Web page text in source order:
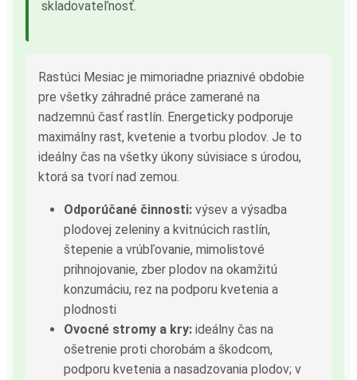
skladovateľnosť.
Rastúci Mesiac je mimoriadne priaznivé obdobie
pre všetky záhradné práce zamerané na
nadzemnú časť rastlín. Energeticky podporuje
maximálny rast, kvetenie a tvorbu plodov. Je to
ideálny čas na všetky úkony súvisiace s úrodou,
ktorá sa tvorí nad zemou.
Odporúčané činnosti: výsev a výsadba
plodovej zeleniny a kvitnúcich rastlín,
štepenie a vrúbľovanie, mimolistové
prihnojovanie, zber plodov na okamžitú
konzumáciu, rez na podporu kvetenia a
plodnosti
Ovocné stromy a kry: ideálny čas na
ošetrenie proti chorobám a škodcom,
podporu kvetenia a nasadzovania plodov; v